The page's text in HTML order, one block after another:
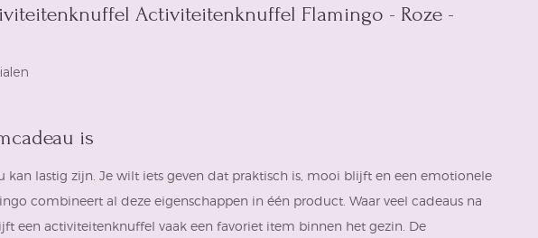
Activiteitenknuffel Flamingo - Roze -
is
kan lastig zijn. Je wilt iets geven dat praktisch is, mooi blijft en een emotionele
combineert al deze eigenschappen in één product. Waar veel cadeaus na
een activiteitenknuffel vaak een favoriet item binnen het gezin. De